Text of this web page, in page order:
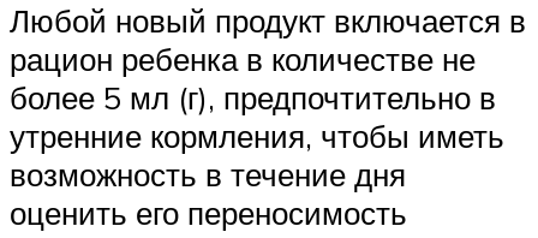
Любой новый продукт включается в
рацион ребенка в количестве не
более 5 мл (г), предпочтительно в
утренние кормления, чтобы иметь
возможность в течение дня
оценить его переносимость